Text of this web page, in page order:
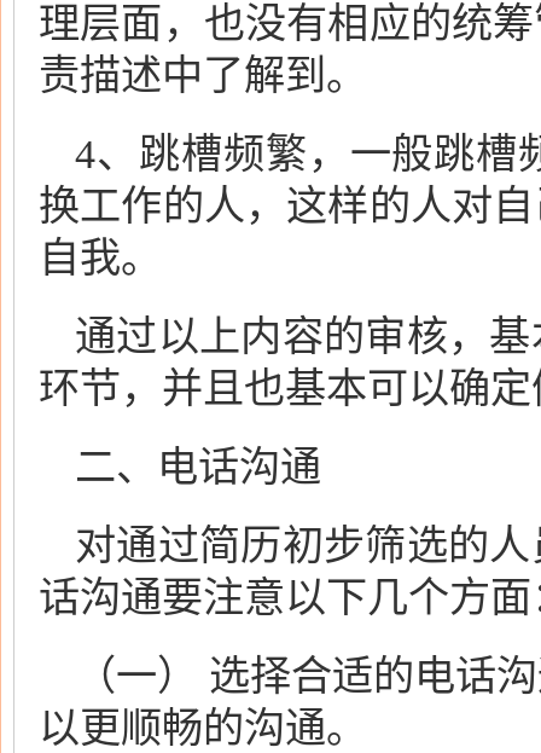
理层面，也没有相应的统
责描述中了解到。
4、跳槽频繁，一般跳槽
换工作的人，这样的人对
自我。
通过以上内容的审核，
环节，并且也基本可以确
二、电话沟通
对通过简历初步筛选的
话沟通要注意以下几个方面
（一） 选择合适的电话
以更顺畅的沟通。